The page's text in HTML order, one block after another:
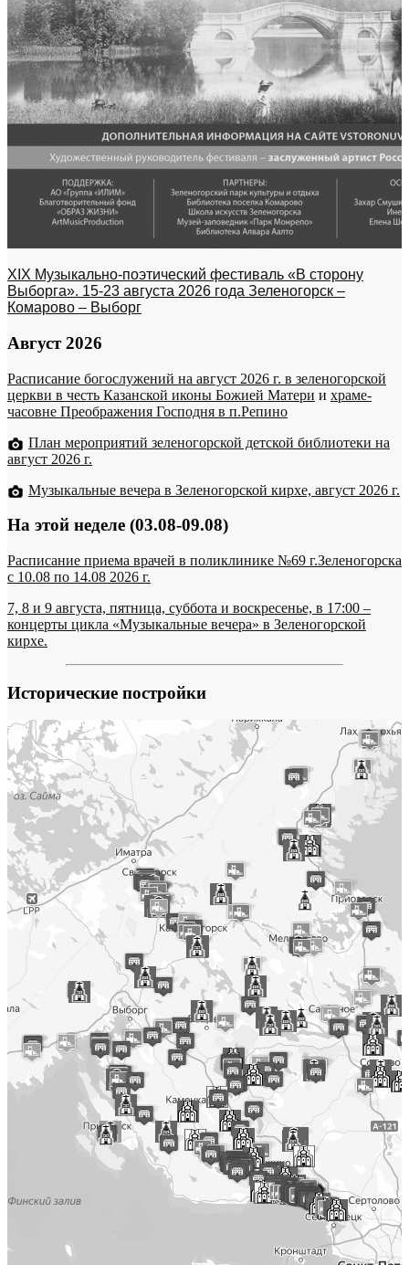
XIX Музыкально-поэтический фестиваль «В сторону
Выборга». 15-23 августа 2026 года Зеленогорск –
Комарово – Выборг
Август 2026
Расписание богослужений на август 2026 г. в зеленогорской
церкви в честь Казанской иконы Божией Матери и храме-
часовне Преображения Господня в п.Репино
План мероприятий зеленогорской детской библиотеки на
август 2026 г.
Музыкальные вечера в Зеленогорской кирхе, август 2026 г.
На этой неделе (03.08-09.08)
Расписание приема врачей в поликлинике №69 г.Зеленогорска
c 10.08 по 14.08 2026 г.
7, 8 и 9 августа, пятница, суббота и воскресенье, в 17:00 –
концерты цикла «Музыкальные вечера» в Зеленогорской
кирхе.
Исторические постройки